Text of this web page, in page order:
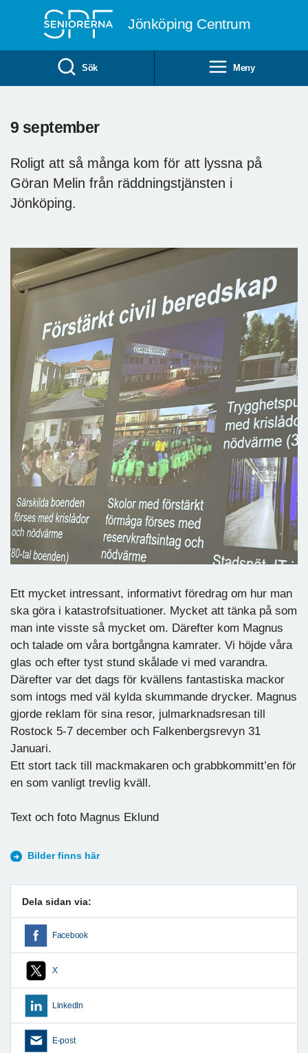
Jönköping Centrum
Sök Meny
9 september
Roligt att så många kom för att lyssna på
Göran Melin från räddningstjänsten i
Jönköping.
Ett mycket intressant, informativt föredrag om hur man
ska göra i katastrofsituationer. Mycket att tänka på som
man inte visste så mycket om. Därefter kom Magnus
och talade om våra bortgångna kamrater. Vi höjde våra
glas och efter tyst stund skålade vi med varandra.
Därefter var det dags för kvällens fantastiska mackor
som intogs med väl kylda skummande drycker. Magnus
gjorde reklam för sina resor, julmarknadsresan till
Rostock 5-7 december och Falkenbergsrevyn 31
Januari.
Ett stort tack till mackmakaren och grabbkommitt’en för
en som vanligt trevlig kväll.
Text och foto Magnus Eklund
Bilder finns här
Dela sidan via:
Facebook
X
LinkedIn
E-post